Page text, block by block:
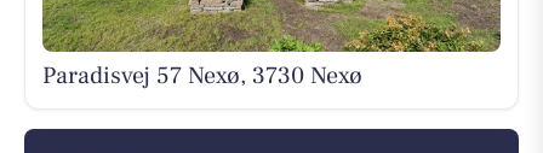
Paradisvej 57 Nexø, 3730 Nexø